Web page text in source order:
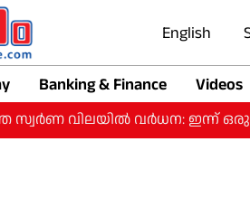
English
Banking & Finance Videos
വർധന: ഇന്ന് ഒരു ​ഗ്രാമിന്